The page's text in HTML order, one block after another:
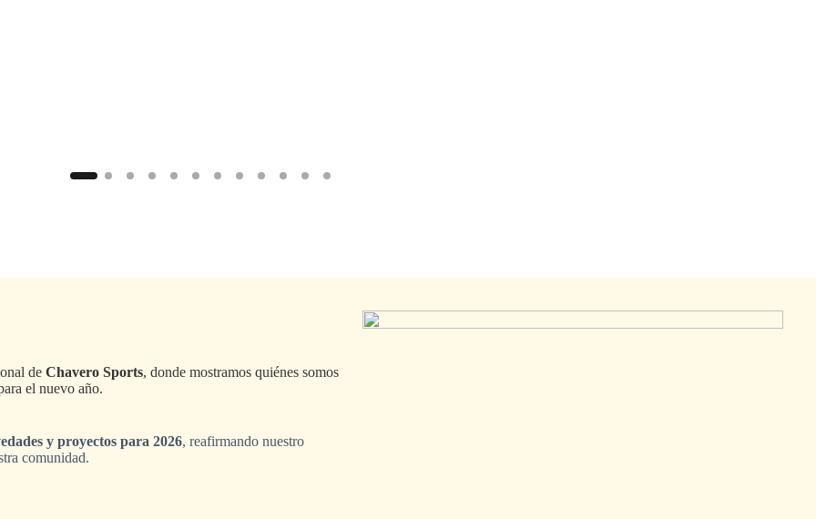
de Chavero Sports, donde mostramos quiénes somos
el nuevo año.
y proyectos para 2026, reafirmando nuestro
comunidad.